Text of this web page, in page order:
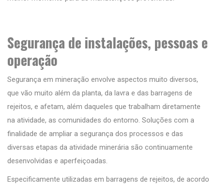
Segurança de instalações, pessoas e
operação
Segurança em mineração envolve aspectos muito diversos,
que vão muito além da planta, da lavra e das barragens de
rejeitos, e afetam, além daqueles que trabalham diretamente
na atividade, as comunidades do entorno. Soluções com a
finalidade de ampliar a segurança dos processos e das
diversas etapas da atividade minerária são continuamente
desenvolvidas e aperfeiçoadas.
Especificamente utilizadas em barragens de rejeitos, de acordo